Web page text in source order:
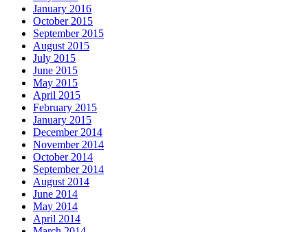
January 2016
October 2015
September 2015
August 2015
July 2015
June 2015
May 2015
April 2015
February 2015
January 2015
December 2014
November 2014
October 2014
September 2014
August 2014
June 2014
May 2014
April 2014